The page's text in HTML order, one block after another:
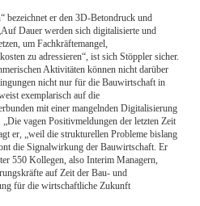
bezeichnet er den 3D-Betondruck und
Dauer werden sich digitalisierte und
um Fachkräftemangel,
zu adressieren“, ist sich Stöppler sicher.
Aktivitäten können nicht darüber
nicht nur für die Bauwirtschaft in
exemplarisch auf die
mit einer mangelnden Digitalisierung
vagen Positivmeldungen der letzten Zeit
er, „weil die strukturellen Probleme bislang
die Signalwirkung der Bauwirtschaft. Er
550 Kollegen, also Interim Managern,
auf Zeit der Bau- und
für die wirtschaftliche Zukunft